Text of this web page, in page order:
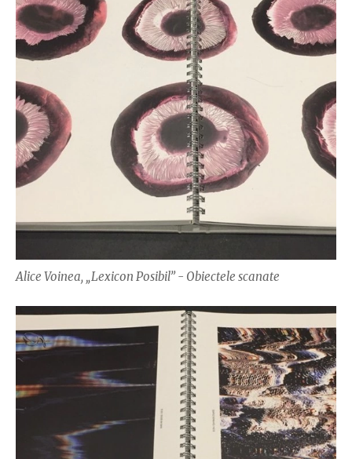
Alice Voinea, „Lexicon Posibil” - Obiectele scanate